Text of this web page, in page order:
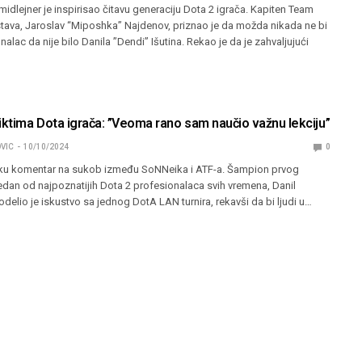
je inspirisao čitavu generaciju Dota 2 igrača. Kapiten Team
Jaroslav “Miposhka” Najdenov, priznao je da možda nikada ne bi
da nije bilo Danila ”Dendi” Išutina. Rekao je da je zahvaljujući
Dota igrača: ”Veoma rano sam naučio važnu lekciju”
10/10/2024 0
komentar na sukob između SoNNeika i ATF-a. Šampion prvog
od najpoznatijih Dota 2 profesionalaca svih vremena, Danil
je iskustvo sa jednog DotA LAN turnira, rekavši da bi ljudi u…